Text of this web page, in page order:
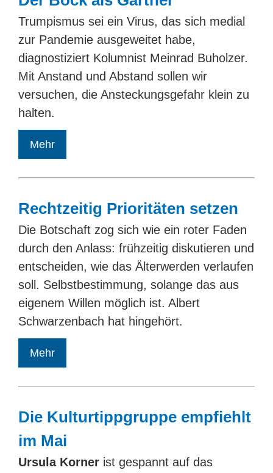
Trumpismus sei ein Virus, das sich medial
zur Pandemie ausgeweitet habe,
diagnostiziert Kolumnist Meinrad Buholzer.
Mit Anstand und Abstand sollen wir
versuchen, die Ansteckungsgefahr klein zu
halten.
Mehr
Rechtzeitig Prioritäten setzen
Die Botschaft zog sich wie ein roter Faden
durch den Anlass: frühzeitig diskutieren und
entscheiden, wie das Älterwerden verlaufen
soll. Selbstbestimmung, solange das aus
eigenem Willen möglich ist. Albert
Schwarzenbach hat hingehört.
Mehr
Die Kulturtippgruppe empfiehlt
im Mai
Ursula Korner ist gespannt auf das